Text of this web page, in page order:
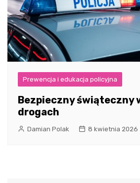
Prewencja i edukacja policyjna
Bezpieczny świąteczny
drogach
Damian Polak 8 kwietnia 2026